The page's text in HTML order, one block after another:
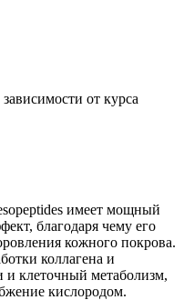
от курса
имеет мощный
благодаря чему его
кожного покрова.
коллагена и
и клеточный метаболизм,
кислородом.